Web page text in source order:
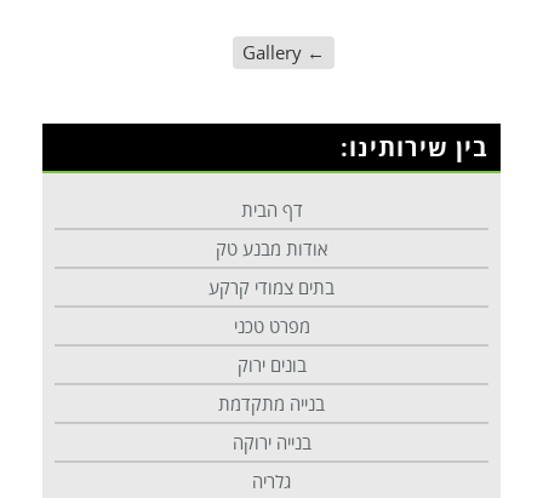
←
בין שירותינו:
דף הבית
אודות מבנע טק
בתים צמודי קרקע
מפרט טכני
בונים ירוק
בנייה מתקדמת
בנייה ירוקה
גלריה